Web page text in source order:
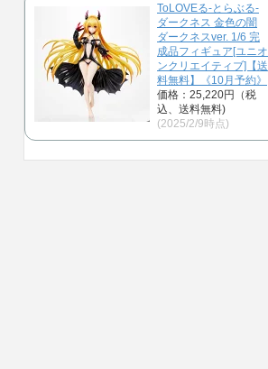
ToLOVEる-とらぶる-
ダークネス 金色の闇
ダークネスver. 1/6 完
成品フィギュア[ユニオ
ンクリエイティブ]【送
料無料】《10月予約》
価格：25,220円（税
込、送料無料)
(2025/2/9時点)